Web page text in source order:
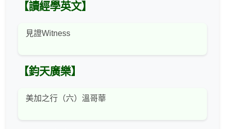
【讀經學英文】
見證Witness
【鈞天廣樂】
美加之行（六）溫哥華